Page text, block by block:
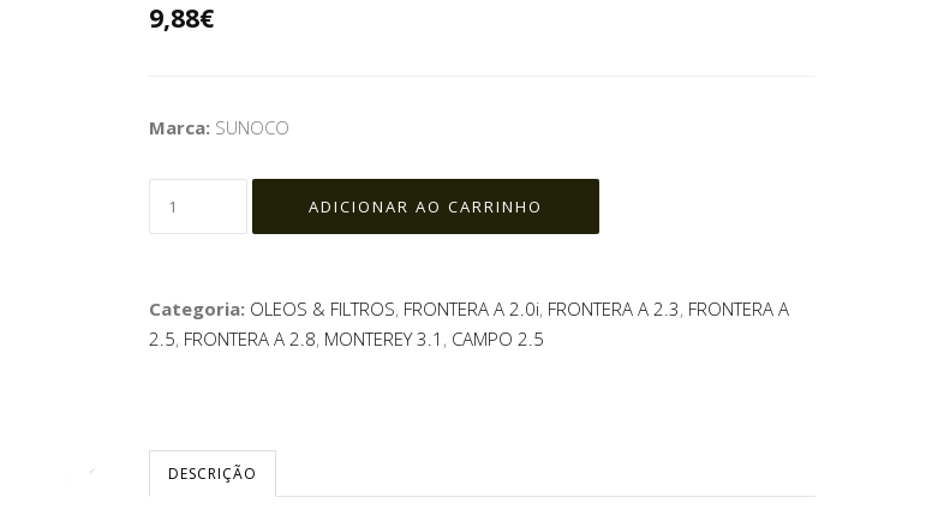
9,88€
Marca: SUNOCO
Categoria: OLEOS & FILTROS, FRONTERA A 2.0i, FRONTERA A 2.3, FRONTERA A
2.5, FRONTERA A 2.8, MONTEREY 3.1 , CAMPO 2.5
DESCRIÇÃO